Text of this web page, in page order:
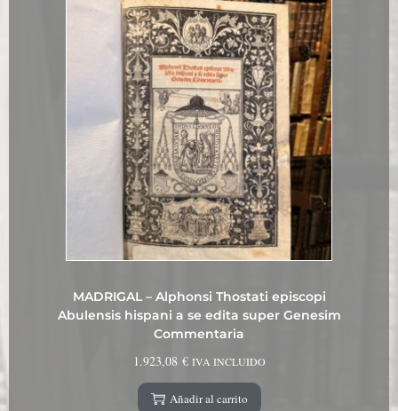
MADRIGAL – Alphonsi Thostati episcopi
Abulensis hispani a se edita super Genesim
Commentaria
1.923,08 € IVA INCLUIDO
Añadir al carrito